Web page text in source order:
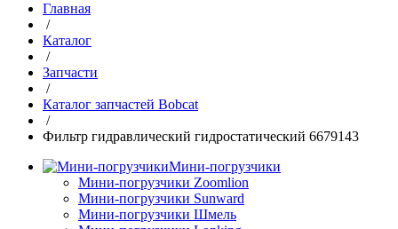
Главная
/
Каталог
/
Запчасти
/
Каталог запчастей Bobcat
/
Фильтр гидравлический гидростатический 6679143
Мини-погрузчики
Мини-погрузчики Zoomlion
Мини-погрузчики Sunward
Мини-погрузчики Шмель